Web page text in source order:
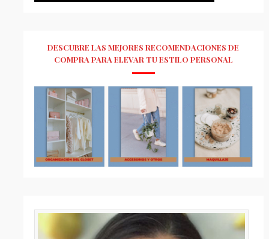
DESCUBRE LAS MEJORES RECOMENDACIONES DE
COMPRA PARA ELEVAR TU ESTILO PERSONAL